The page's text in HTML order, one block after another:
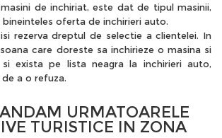
de inchiriat, este dat de tipul masinii,
bineinteles oferta de inchirieri auto.
rezerva dreptul de selectie a clientelei. In
care doreste sa inchirieze o masina si
exista pe lista neagra la inchirieri auto,
a o refuza.
URMATOARELE
TURISTICE IN ZONA